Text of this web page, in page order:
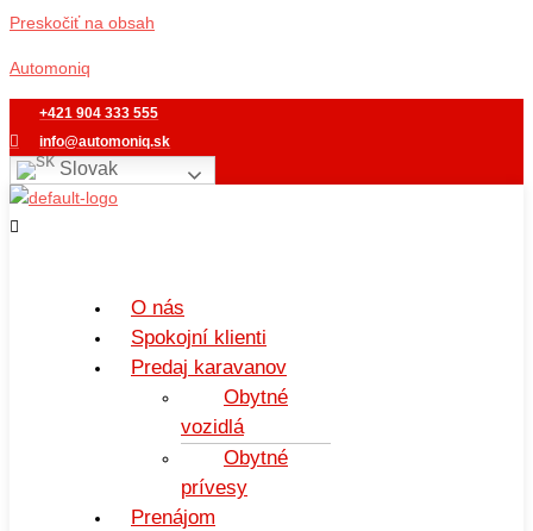
Preskočiť na obsah
Automoniq
+421 904 333 555
info@automoniq.sk
Slovak
O nás
Spokojní klienti
Predaj karavanov
Obytné
vozidlá
Obytné
prívesy
Prenájom